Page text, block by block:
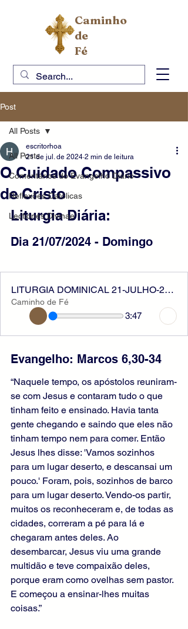
Caminho
de
Fé
Post
All Posts
Comentários do Evangelho Diário
Reflexões Católicas
Lectiones Divinae
All Posts
O Cuidado Compassivo
de Cristo
escritorhoa
21 de jul. de 2024 2 min de leitura
Liturgia Diária:
Dia 21/07/2024 - Domingo
LITURGIA DOMINICAL 21-JULHO-2024
Caminho de Fé
3:47
Evangelho: Marcos 6,30-34
“Naquele tempo, os apóstolos reuniram-
se com Jesus e contaram tudo o que
tinham feito e ensinado. Havia tanta
gente chegando e saindo que eles não
tinham tempo nem para comer. Então
Jesus lhes disse: 'Vamos sozinhos
para um lugar deserto, e descansai um
pouco.' Foram, pois, sozinhos de barco
para um lugar deserto. Vendo-os partir,
muitos os reconheceram e, de todas as
cidades, correram a pé para lá e
chegaram antes deles. Ao
desembarcar, Jesus viu uma grande
multidão e teve compaixão deles,
porque eram como ovelhas sem pastor.
E começou a ensinar-lhes muitas
coisas.”